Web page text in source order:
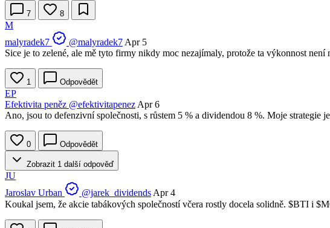
7 8
M
malyradek7
@malyradek7 Apr 5
Sice je to zelené, ale mě tyto firmy nikdy moc nezajímaly, protože ta výkonnost není
1 Odpovědět
EP
Efektivita peněz @efektivitapenez Apr 6
Ano, jsou to defenzivní společnosti, s růstem 5 % a dividendou 8 %. Moje
0 Odpovědět
Zobrazit 1 další odpověď
JU
Jaroslav Urban
@jarek_dividends Apr 4
Koukal jsem, že akcie tabákových společností včera rostly docela solidně. $BTI i